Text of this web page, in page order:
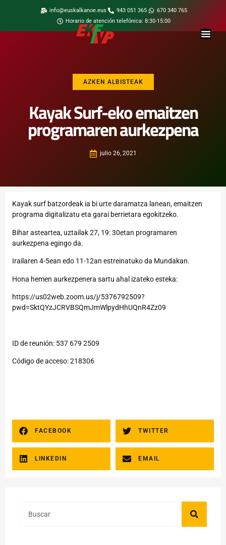
info@euskalkanoe.eus 943 051 365
670 340 765
Horario de atención telefónica: 8:30-15:00
AZKEN ALBISTEAK
Kayak Surf-eko emaitzen
programaren aurkezpena
julio 26, 2021
Kayak surf batzordeak ia bi urte daramatza lanean, emaitzen
programa digitalizatu eta garai berrietara egokitzeko.
Bihar asteartea, uztailak 27, 19: 30etan programaren
aurkezpena egingo da.
Irailaren 4-5ean edo 11-12an estreinatuko da Mundakan.
Hona hemen aurkezpenera sartu ahal izateko esteka:
https://us02web.zoom.us/j/5376792509?
pwd=SktQYzJCRVBSQmJmWlpydHhUQnR4Zz09
ID de reunión: 537 679 2509
Código de acceso: 218306
FACEBOOK TWITTER
LINKEDIN EMAIL